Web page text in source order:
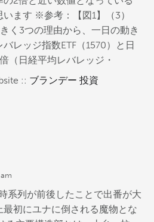
ます ※参考：【図1】（3）
く3つの理由から、一日の動き
レッジ指数ETF（1570）と日
（日経平均レバレッジ・
:: ブランデー 投資
系列が前後したことで出番が大
初にユナに倒される魔物とな